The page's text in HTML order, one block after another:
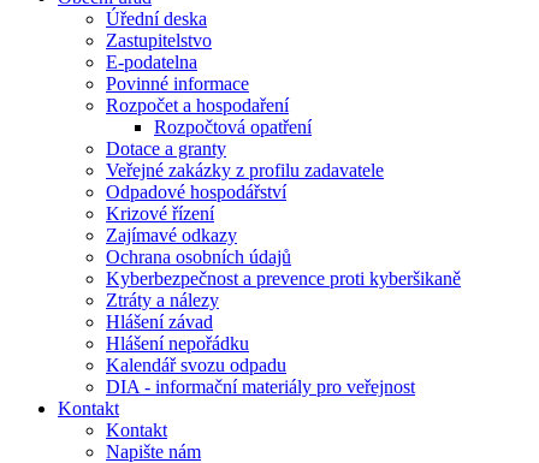
Úřední deska
Zastupitelstvo
E-podatelna
Povinné informace
Rozpočet a hospodaření
Rozpočtová opatření
Dotace a granty
Veřejné zakázky z profilu zadavatele
Odpadové hospodářství
Krizové řízení
Zajímavé odkazy
Ochrana osobních údajů
Kyberbezpečnost a prevence proti kyberšikaně
Ztráty a nálezy
Hlášení závad
Hlášení nepořádku
Kalendář svozu odpadu
DIA - informační materiály pro veřejnost
Kontakt
Kontakt
Napište nám